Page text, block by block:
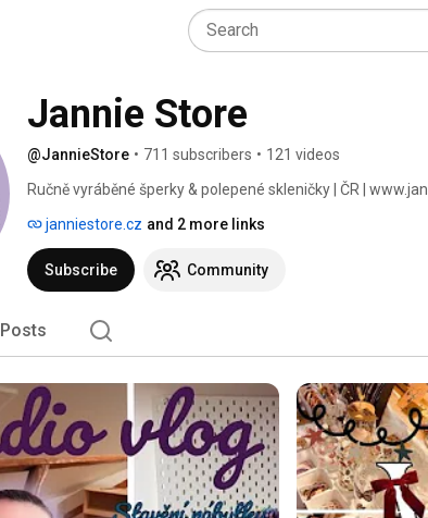
Jannie Store
@JannieStore • 711 subscribers • 121 videos
Ručně vyráběné šperky & polepené skleničky | ČR |
janniestore.cz and 2 more links
Subscribe Community
Posts